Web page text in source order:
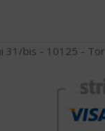
31/bis - 10125 -